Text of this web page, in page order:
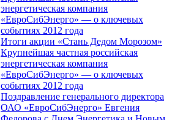
энергетическая компания
«ЕвроСибЭнерго» — о ключевых
событиях 2012 года
Итоги акции «Стань Дедом Морозом»
Крупнейшая частная российская
энергетическая компания
«ЕвроСибЭнерго» — о ключевых
событиях 2012 года
Поздравление генерального директора
ОАО «ЕвроСибЭнерго» Евгения